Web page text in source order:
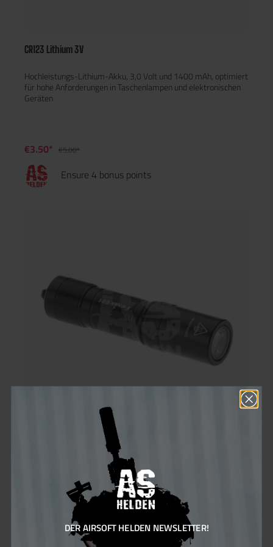
CR123 Lithium 3V
Hochleistungs-Lithium-Akku, 3,0 Volt und 1400 mAh, optimiert
für hohe Anforderungen in Taschenlampen und elektronischen
Geräten
€3.50* €5.00*
Ensure 4 bonus points
Die Fenix E01 V2.0 ist eine kleine, aber trotzdem starke
Schlüsselbundlampe. Die Lampe erreicht eine maximale
Leistung von 100 Lumen und eine Reichweite von 35 m. Und
das alles bei nur einer AAA-Batterie! Die Lampe wiegt nur 20 g,
einschließlich Batterie. Dadurch ist sie perfekt für Deinen
Schlüsselbund oder Deine EDC-Pouch geeignet. So hast Du
immer Licht parat!
DER AIRSOFT HELDEN NEWSLETTER!